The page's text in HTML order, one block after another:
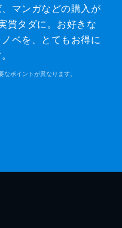
、マンガなどの購入が
質タダに。お好きな
ベを、とてもお得に
なポイントが異なります。